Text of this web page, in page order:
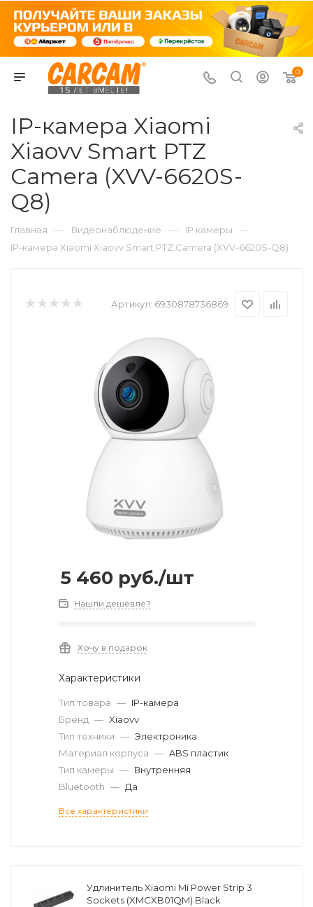
0
IP-камера Xiaomi
Xiaovv Smart PTZ
Camera (XVV-6620S-
Q8)
Главная — Видеонаблюдение — IP камеры —
IP-камера Xiaomi Xiaovv Smart PTZ Camera (XVV-6620S-Q8)
Артикул: 6930878736869
5 460 руб./шт
Нашли дешевле?
Хочу в подарок
Характеристики
Тип товара — IP-камера
Бренд — Xiaovv
Тип техники — Электроника
Материал корпуса — ABS пластик
Тип камеры — Внутренняя
Bluetooth — Да
Все характеристики
Удлинитель Xiaomi Mi Power Strip 3
Sockets (XMCXB01QM) Black